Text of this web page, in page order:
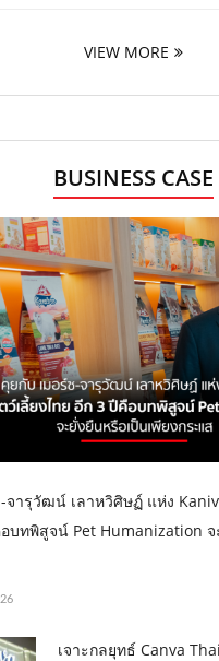
VIEW MORE
BUSINESS CASE
จารุวัฒน์ เลาหวิศิษฏ์ แห่ง
บทพิสูจน์ Pet Humanization จ
เจาะกลยุทธ์ Canva